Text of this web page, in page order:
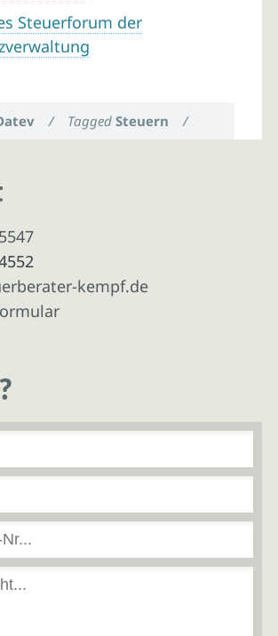
Steuerforum der
/ TaggedSteuern /
kempf.de